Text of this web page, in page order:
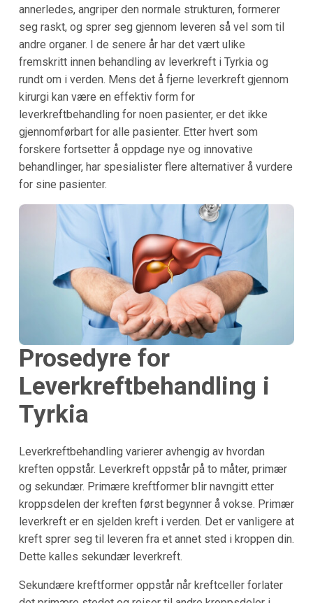
annerledes, angriper den normale strukturen, formerer
seg raskt, og sprer seg gjennom leveren så vel som til
andre organer. I de senere år har det vært ulike
fremskritt innen behandling av leverkreft i Tyrkiaog
rundt om i verden. Mens det å fjerne leverkreft gjennom
kirurgi kan være en effektiv form for
leverkreftbehandling for noen pasienter, er det ikke
gjennomførbart for alle pasienter. Etter hvert som
forskere fortsetter å oppdage nye og innovative
behandlinger, har spesialister flere alternativer å vurdere
for sine pasienter.
Prosedyre for
Leverkreftbehandling i
Tyrkia
Leverkreftbehandling varierer avhengig av hvordan
kreften oppstår. Leverkreft oppstår på to måter, primær
og sekundær. Primære kreftformer blir navngitt etter
kroppsdelen der kreften først begynner å vokse. Primær
leverkreft er en sjelden kreft i verden. Det er vanligere at
kreft sprer seg til leveren fra et annet sted i kroppen din.
Dette kalles sekundær leverkreft.
Sekundære kreftformer oppstår når kreftceller forlater